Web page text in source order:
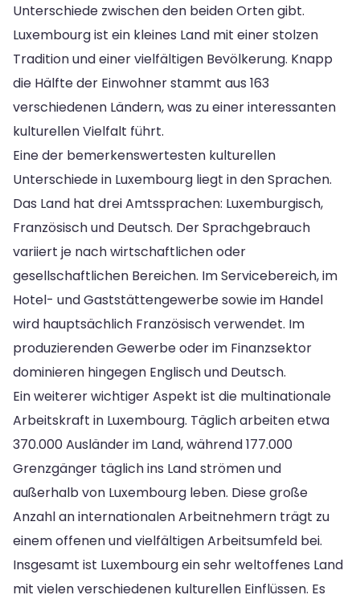
Unterschiede zwischen den beiden Orten gibt.
Luxembourg ist ein kleines Land mit einer stolzen
Tradition und einer vielfältigen Bevölkerung. Knapp
die Hälfte der Einwohner stammt aus 163
verschiedenen Ländern, was zu einer interessanten
kulturellen Vielfalt führt.
Eine der bemerkenswertesten kulturellen
Unterschiede in Luxembourg liegt in den Sprachen.
Das Land hat drei Amtssprachen: Luxemburgisch,
Französisch und Deutsch. Der Sprachgebrauch
variiert je nach wirtschaftlichen oder
gesellschaftlichen Bereichen. Im Servicebereich, im
Hotel- und Gaststättengewerbe sowie im Handel
wird hauptsächlich Französisch verwendet. Im
produzierenden Gewerbe oder im Finanzsektor
dominieren hingegen Englisch und Deutsch.
Ein weiterer wichtiger Aspekt ist die multinationale
Arbeitskraft in Luxembourg. Täglich arbeiten etwa
370.000 Ausländer im Land, während 177.000
Grenzgänger täglich ins Land strömen und
außerhalb von Luxembourg leben. Diese große
Anzahl an internationalen Arbeitnehmern trägt zu
einem offenen und vielfältigen Arbeitsumfeld bei.
Insgesamt ist Luxembourg ein sehr weltoffenes Land
mit vielen verschiedenen kulturellen Einflüssen. Es